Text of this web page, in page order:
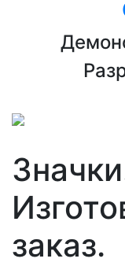
заказ.